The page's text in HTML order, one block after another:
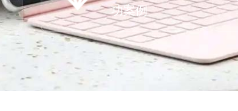
功案例